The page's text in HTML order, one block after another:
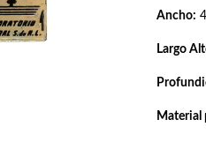
Ancho:
Largo
Material